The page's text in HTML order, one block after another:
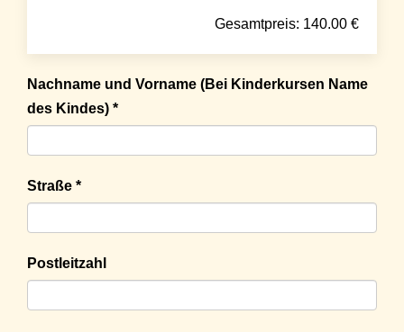
Gesamtpreis: 140.00 €
Nachname und Vorname (Bei Kinderkursen Name
des Kindes) *
Straße *
Postleitzahl